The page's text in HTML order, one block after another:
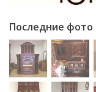
Последние фото